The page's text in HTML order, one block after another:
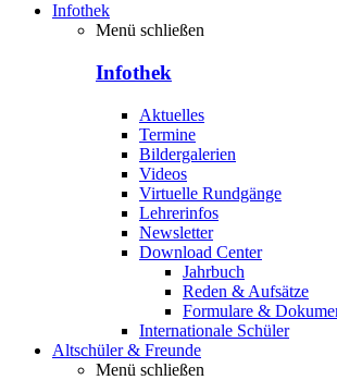
Infothek
Menü schließen
Infothek
Aktuelles
Termine
Bildergalerien
Videos
Virtuelle Rundgänge
Lehrerinfos
Newsletter
Download Center
Jahrbuch
Reden & Aufsätze
Formulare &
Internationale Schüler
Altschüler & Freunde
Menü schließen